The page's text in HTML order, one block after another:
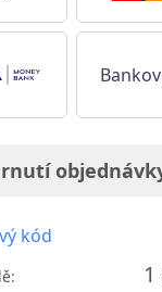
kód